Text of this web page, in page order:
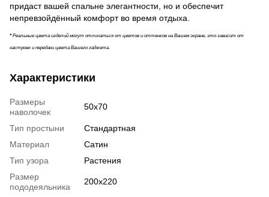
придаст вашей спальне элегантности, но и обеспечит
непревзойдённый комфорт во время отдыха.
*Реальные цвета изделий могут отличаться от цветов и оттенков на Вашем экране, это зависит от
настроек и передачи цвета Вашего гаджета.
Характеристики
Размеры
наволочек
50х70
Тип простыни
Стандартная
Материал
Сатин
Тип узора
Растения
Размер
пододеяльника
200х220